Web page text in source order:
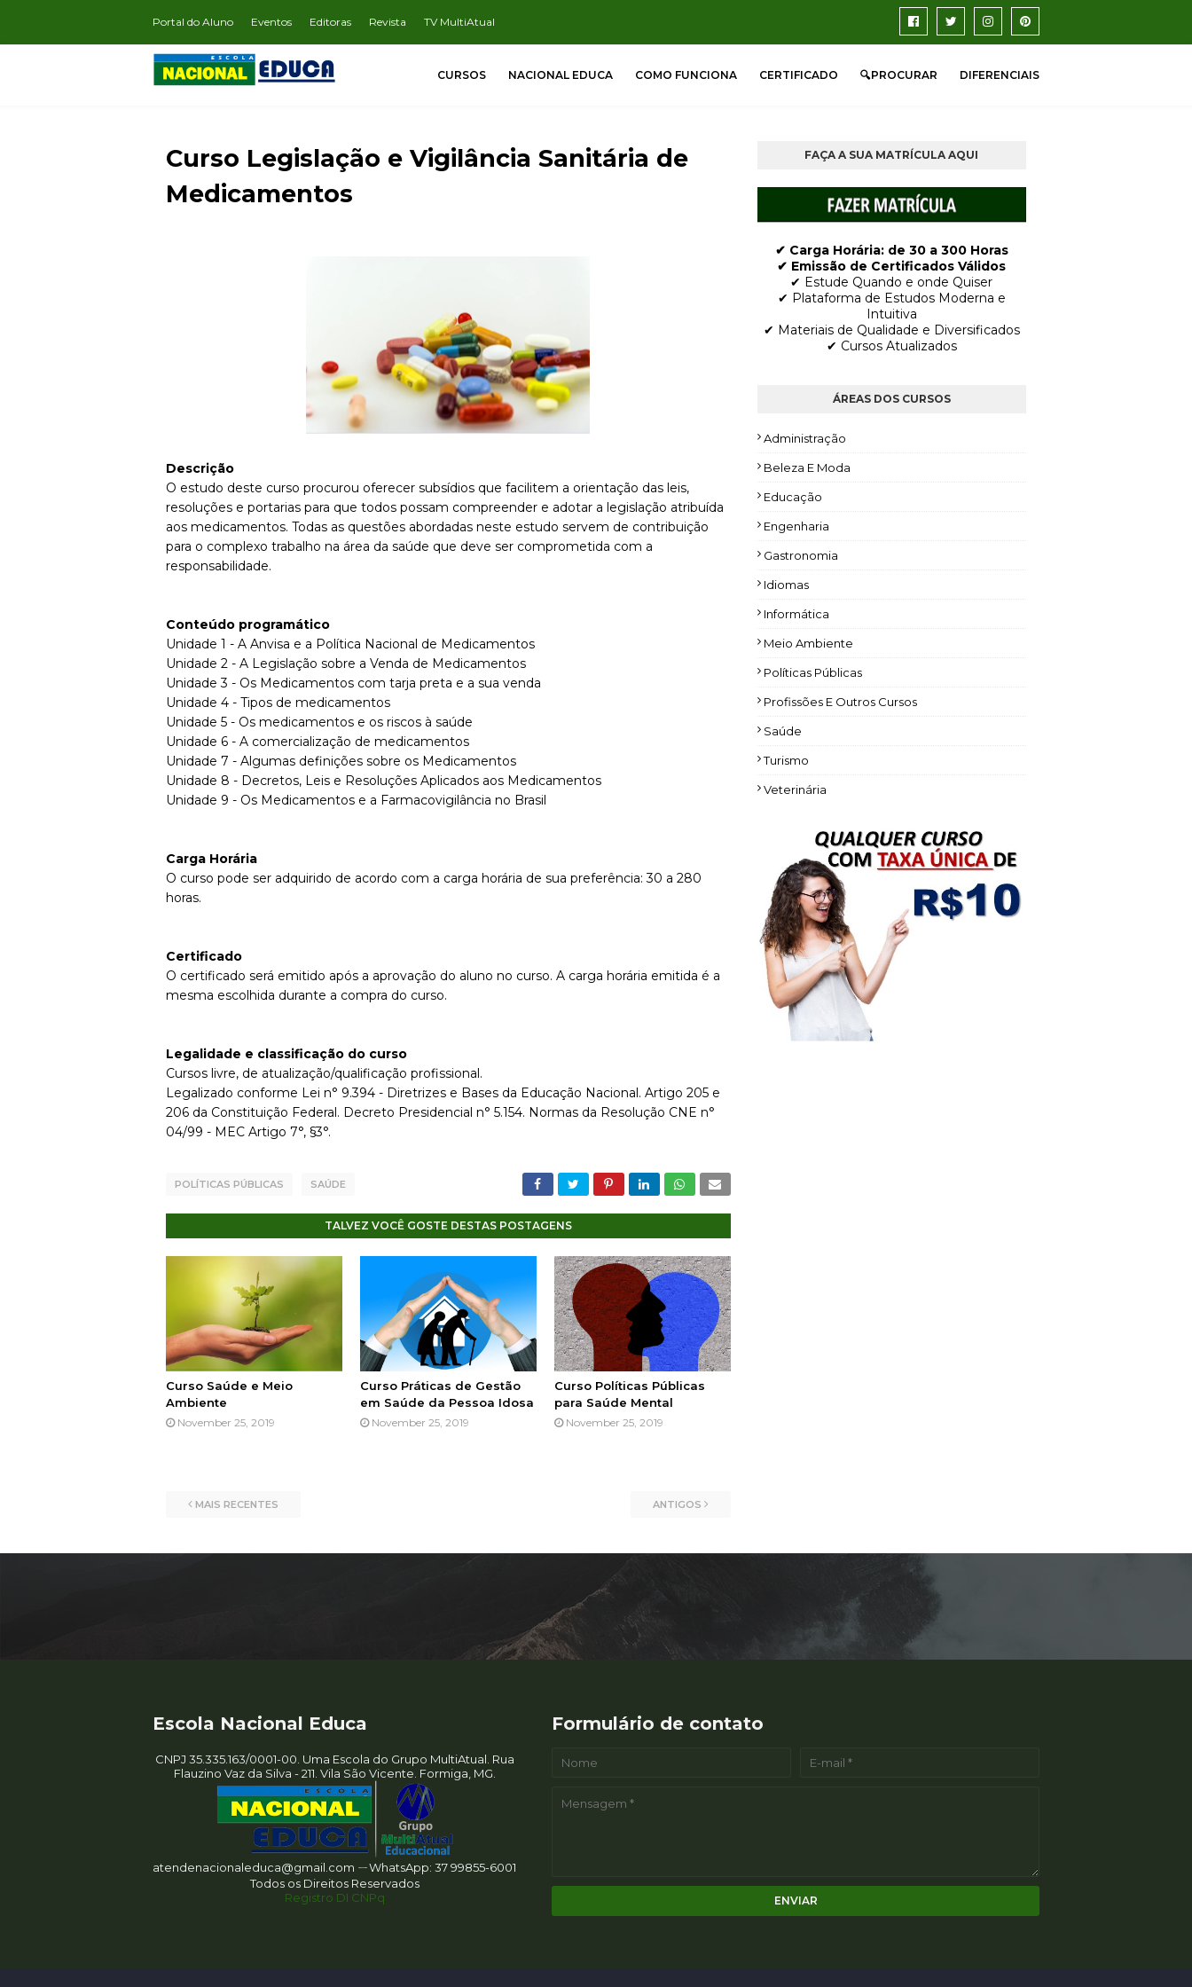
Portal do Aluno Eventos Editoras Revista TV MultiAtual
CURSOS NACIONAL EDUCA COMO FUNCIONA CERTIFICADO 🔍PROCURAR DIFERENCIAIS
Curso Legislação e Vigilância Sanitária de
Medicamentos
Descrição
O estudo deste curso procurou oferecer subsídios que facilitem a orientação das leis,
resoluções e portarias para que todos possam compreender e adotar a legislação atribuída
aos medicamentos. Todas as questões abordadas neste estudo servem de contribuição
para o complexo trabalho na área da saúde que deve ser comprometida com a
responsabilidade.
Conteúdo programático
Unidade 1 - A Anvisa e a Política Nacional de Medicamentos
Unidade 2 - A Legislação sobre a Venda de Medicamentos
Unidade 3 - Os Medicamentos com tarja preta e a sua venda
Unidade 4 - Tipos de medicamentos
Unidade 5 - Os medicamentos e os riscos à saúde
Unidade 6 - A comercialização de medicamentos
Unidade 7 - Algumas definições sobre os Medicamentos
Unidade 8 - Decretos, Leis e Resoluções Aplicados aos Medicamentos
Unidade 9 - Os Medicamentos e a Farmacovigilância no Brasil
Carga Horária
O curso pode ser adquirido de acordo com a carga horária de sua preferência: 30 a 280
horas.
Certificado
O certificado será emitido após a aprovação do aluno no curso. A carga horária emitida é a
mesma escolhida durante a compra do curso.
Legalidade e classificação do curso
Cursos livre, de atualização/qualificação profissional.
Legalizado conforme Lei n° 9.394 - Diretrizes e Bases da Educação Nacional. Artigo 205 e
206 da Constituição Federal. Decreto Presidencial n° 5.154. Normas da Resolução CNE n°
04/99 - MEC Artigo 7°, §3°.
POLÍTICAS PÚBLICAS SAÚDE
TALVEZ VOCÊ GOSTE DESTAS POSTAGENS
Curso Saúde e Meio
Ambiente
November 25, 2019
Curso Práticas de Gestão
em Saúde da Pessoa Idosa
November 25, 2019
Curso Políticas Públicas
para Saúde Mental
November 25, 2019
MAIS RECENTES ANTIGOS
FAÇA A SUA MATRÍCULA AQUI
✔ Carga Horária: de 30 a 300 Horas
✔ Emissão de Certificados Válidos
✔ Estude Quando e onde Quiser
✔ Plataforma de Estudos Moderna e
Intuitiva
✔ Materiais de Qualidade e Diversificados
✔ Cursos Atualizados
ÁREAS DOS CURSOS
Administração
Beleza E Moda
Educação
Engenharia
Gastronomia
Idiomas
Informática
Meio Ambiente
Políticas Públicas
Profissões E Outros Cursos
Saúde
Turismo
Veterinária
Escola Nacional Educa
CNPJ 35.335.163/0001-00. Uma Escola do Grupo MultiAtual. Rua
Flauzino Vaz da Silva - 211. Vila São Vicente. Formiga, MG.
atendenacionaleduca@gmail.com ㄧWhatsApp: 37 99855-6001
Todos os Direitos Reservados
Registro DI CNPq
Formulário de contato